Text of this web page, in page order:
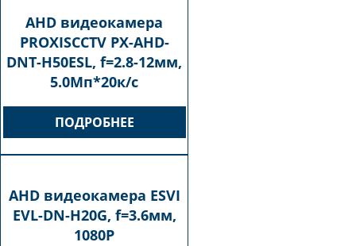
AHD видеокамера
PROXISCCTV PX-AHD-
DNT-H50ESL, f=2.8-12мм,
5.0Мп*20к/с
ПОДРОБНЕЕ
AHD видеокамера ESVI
EVL-DN-H20G, f=3.6мм,
1080P